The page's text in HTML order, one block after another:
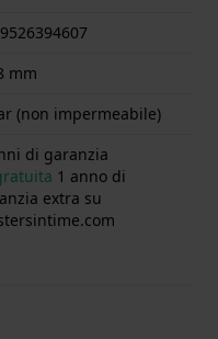
mm
(non impermeabile)
di garanzia
1 anno di
extra su